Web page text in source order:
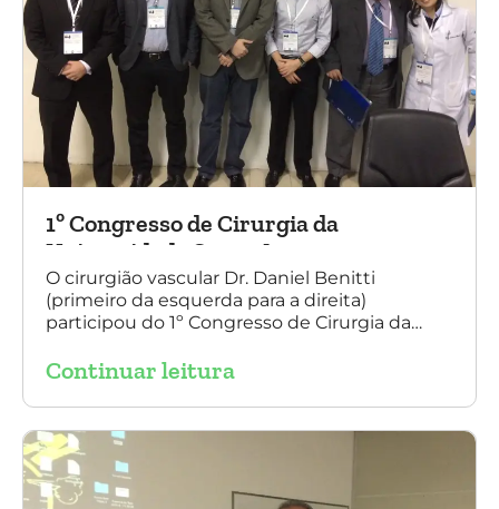
1º Congresso de Cirurgia da
Universidade Santo Amaro
O cirurgião vascular Dr. Daniel Benitti
(primeiro da esquerda para a direita)
participou do 1º Congresso de Cirurgia da
de cirurgia endovascular. O evento também
Amato e do Dr. Adnam Neser.
Continuar leitura